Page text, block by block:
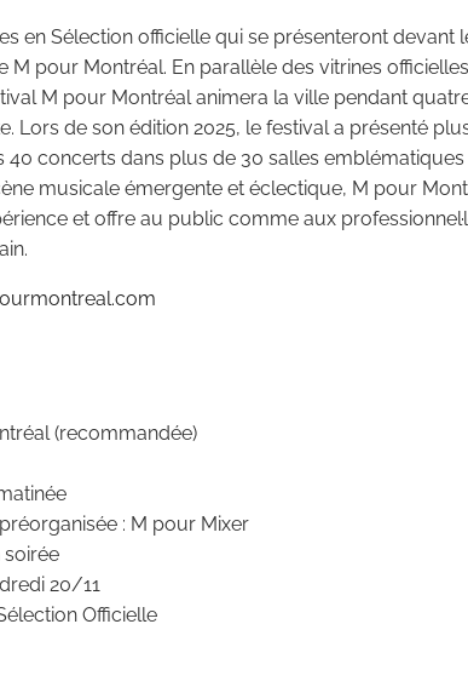
en Sélection officielle qui se présenteront devant
M pour Montréal. En parallèle des vitrines
M pour Montréal animera la ville pendant
Lors de son édition 2025, le festival a présenté
40 concerts dans plus de 30 salles
musicale émergente et éclectique, M pour
et offre au public comme aux
(recommandée)
: M pour Mixer
soirée
20/11
Officielle